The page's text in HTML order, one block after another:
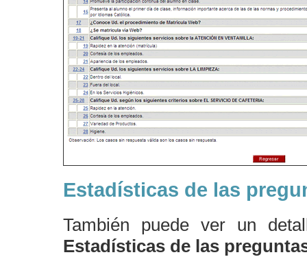
Estadísticas de las
También puede ver un
Estadísticas de las